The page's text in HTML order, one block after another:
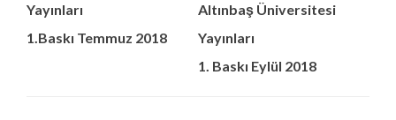
Yayınları
1.Baskı Temmuz 2018
Altınbaş Üniversitesi
Yayınları
1. Baskı Eylül 2018